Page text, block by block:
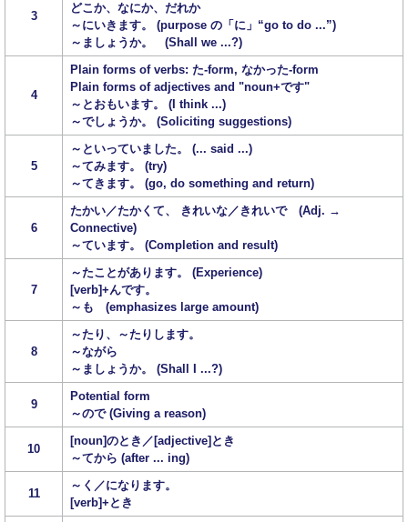
3
どこか、なにか、だれか
～にいきます。 (purpose の「に」“go to do ...”)
～ましょうか。 (Shall we ...?)
4
Plain forms of verbs: た-form, なかった-form
Plain forms of adjectives and "noun+です"
～とおもいます。 (I think ...)
～でしょうか。 (Soliciting suggestions)
5
～といっていました。 (... said ...)
～てみます。 (try)
～てきます。 (go, do something and return)
6
たかい／たかくて、 きれいな／きれいで (Adj. →
Connective)
～ています。 (Completion and result)
7
～たことがあります。 (Experience)
[verb]+んです。
～も (emphasizes large amount)
8
～たり、～たりします。
～ながら
～ましょうか。 (Shall I ...?)
9
Potential form
～ので (Giving a reason)
10
[noun]のとき／[adjective]とき
～てから (after ... ing)
11
～く／になります。
[verb]+とき